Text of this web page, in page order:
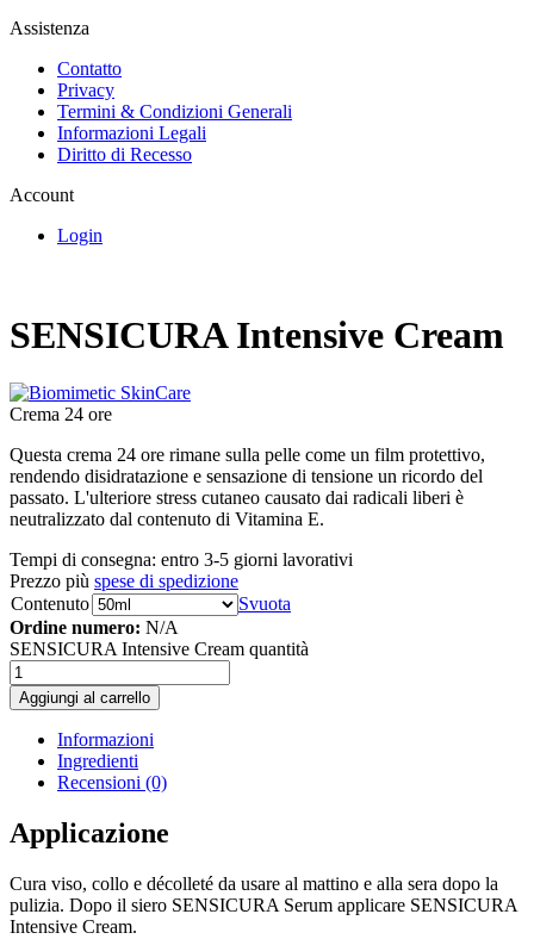
Assistenza
Contatto
Privacy
Termini & Condizioni Generali
Informazioni Legali
Diritto di Recesso
Account
Login
SENSICURA Intensive Cream
Crema 24 ore
Questa crema 24 ore rimane sulla pelle come un film protettivo,
rendendo disidratazione e sensazione di tensione un ricordo del
passato. L'ulteriore stress cutaneo causato dai radicali liberi è
neutralizzato dal contenuto di Vitamina E.
Tempi di consegna: entro 3-5 giorni lavorativi
Prezzo più spese di spedizione
Contenuto
Svuota
Ordine numero: N/A
SENSICURA Intensive Cream quantità
Aggiungi al carrello
Informazioni
Ingredienti
Recensioni (0)
Applicazione
Cura viso, collo e décolleté da usare al mattino e alla sera dopo la
pulizia. Dopo il siero SENSICURA Serum applicare SENSICURA
Intensive Cream.